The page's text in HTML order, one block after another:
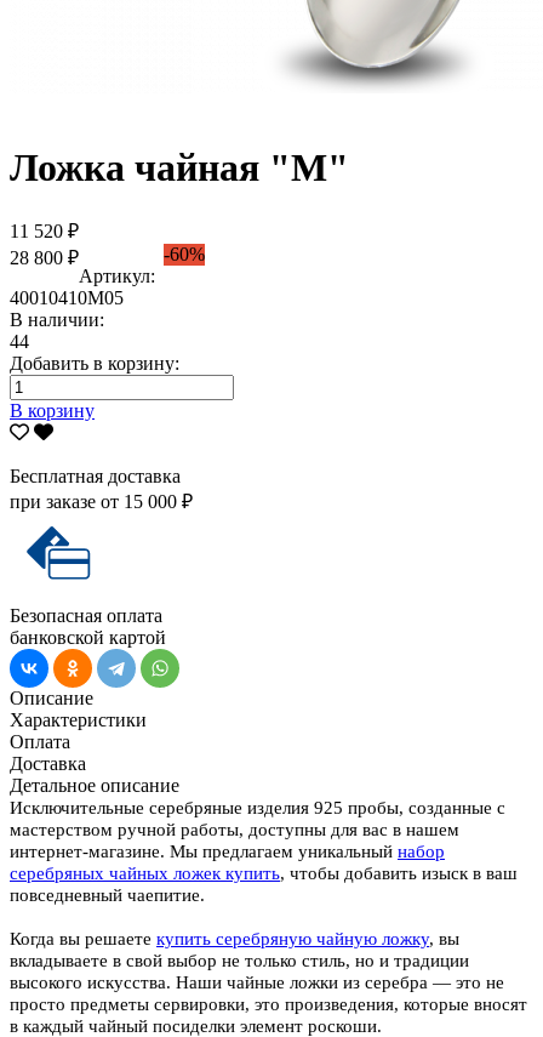
Ложка чайная "М"
11 520 ₽
28 800 ₽
-60%
Артикул:
40010410М05
В наличии:
44
Добавить в корзину:
В корзину
Бесплатная доставка
при заказе от 15 000 ₽
Безопасная оплата
банковской картой
Описание
Характеристики
Оплата
Доставка
Детальное описание
Исключительные серебряные изделия 925 пробы, созданные с
мастерством ручной работы, доступны для вас в нашем
интернет-магазине. Мы предлагаем уникальный набор
серебряных чайных ложек купить, чтобы добавить изыск в ваш
повседневный чаепитие.
Когда вы решаете купить серебряную чайную ложку, вы
вкладываете в свой выбор не только стиль, но и традиции
высокого искусства. Наши чайные ложки из серебра — это не
просто предметы сервировки, это произведения, которые вносят
в каждый чайный посиделки элемент роскоши.